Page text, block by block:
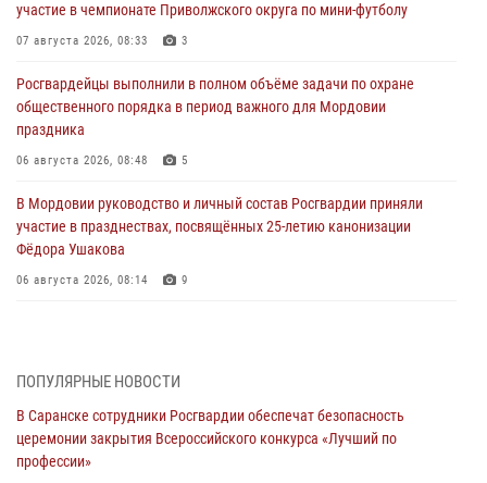
участие в чемпионате Приволжского округа по мини-футболу
07 августа 2026, 08:33 3
Росгвардейцы выполнили в полном объёме задачи по охране
общественного порядка в период важного для Мордовии
праздника
06 августа 2026, 08:48 5
В Мордовии руководство и личный состав Росгвардии приняли
участие в празднествах, посвящённых 25-летию канонизации
Фёдора Ушакова
06 августа 2026, 08:14 9
06 августа 2026, 07:03
В Саранске по обращению жителей правоохранители отреагировали
незамедлительно
05 августа 2026, 15:04
ПОПУЛЯРНЫЕ НОВОСТИ
В Саранске сотрудники Росгвардии обеспечат безопасность
церемонии закрытия Всероссийского конкурса «Лучший по
профессии»